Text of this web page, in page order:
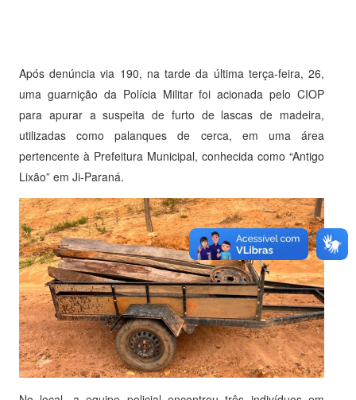
Após denúncia via 190, na tarde da última terça-feira, 26,
uma guarnição da Polícia Militar foi acionada pelo CIOP
para apurar a suspeita de furto de lascas de madeira,
utilizadas como palanques de cerca, em uma área
pertencente à Prefeitura Municipal, conhecida como “Antigo
Lixão” em Ji-Paraná.